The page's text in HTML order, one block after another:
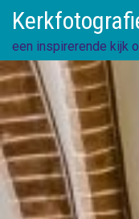
content
een inspirerende kijk